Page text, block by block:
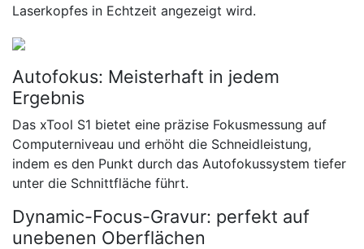
Laserkopfes in Echtzeit angezeigt wird.
Autofokus: Meisterhaft in jedem
Ergebnis
Das xTool S1 bietet eine präzise Fokusmessung auf
Computerniveau und erhöht die Schneidleistung,
indem es den Punkt durch das Autofokussystem tiefer
unter die Schnittfläche führt.
Dynamic-Focus-Gravur: perfekt auf
unebenen Oberflächen